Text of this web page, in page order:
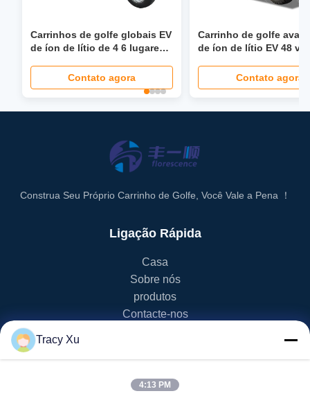
Carrinhos de golfe globais EV
de íon de lítio de 4 6 lugares
mph, assento dobrável, farol
LCD, tela LED
Contato agora
Carrinho de golfe
de íon de lítio EV 48
personalizadoContato agora
Construa Seu Próprio Carrinho de Golfe, Você Vale a Pena ！
Ligação Rápida
Casa
Sobre nós
produtos
Contacte-nos
Carrinho de golfe de EV
Tracy Xu
4:13 PM